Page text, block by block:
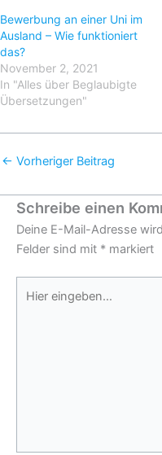
Bewerbung an einer Uni im
Ausland – Wie funktioniert
das?
November 2, 2021
In "Alles über Beglaubigte
Übersetzungen"
← Vorheriger Beitrag
Schreibe einen
Deine E-Mail-Adresse
Felder sind mit * markiert
eingeben…